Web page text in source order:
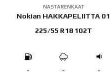
NASTARENKAAT
Nokian HAKKAPELIITTA 01
225/55 R18 102T
- - -